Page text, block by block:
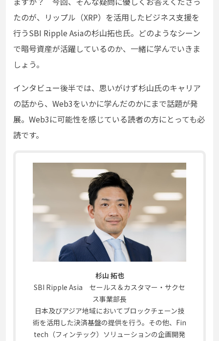
たのが、リップル（XRP）を活用したビジネス支援を
行うSBI Ripple Asiaの杉山拓也氏。どのようなシーン
で暗号資産が活躍しているのか、一緒に学んでいきま
しょう。
インタビュー後半では、思いがけず杉山氏のキャリア
の話から、Web3をいかに学んだのかにまで話題が発
展。Web3に可能性を感じている読者の方にとっても必
読です。
杉山 拓也
SBI Ripple Asia セールス＆カスタマー・サクセ
ス事業部長
日本及びアジア地域においてブロックチェーン技
術を活用した決済基盤の提供を行う。その他、Fin
tech（フィンテック）ソリューションの企画開発